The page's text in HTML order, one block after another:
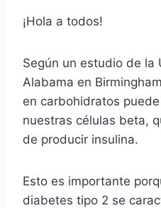
¡Hola a todos!
Según un estudio de la
Alabama en
en carbohidratos
nuestras células beta,
de producir insulina.
Esto es importante
diabetes tipo 2 se